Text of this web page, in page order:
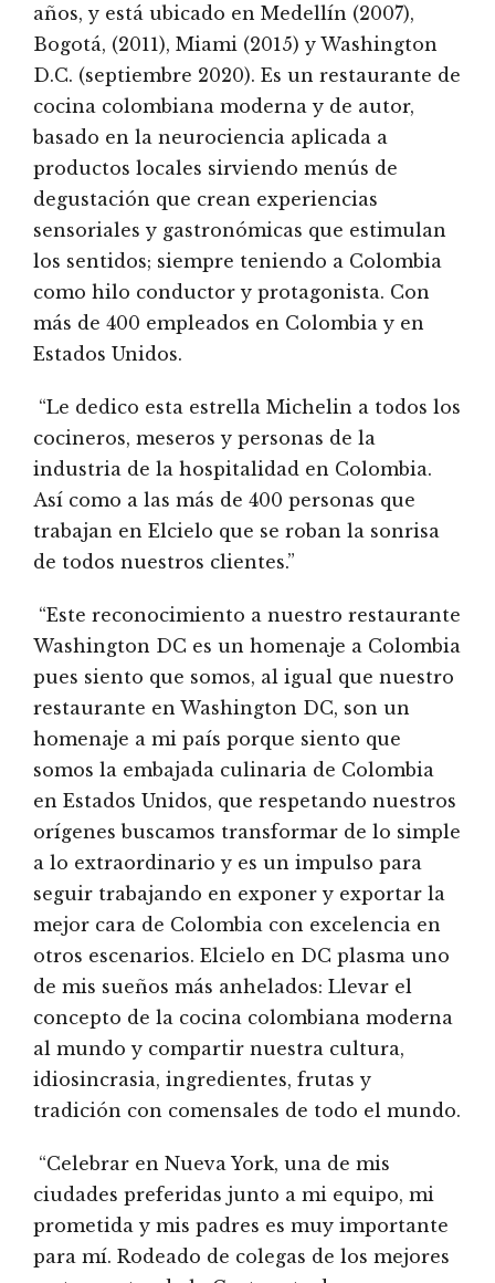
años, y está ubicado en Medellín (2007),
Bogotá, (2011), Miami (2015) y Washington
D.C. (septiembre 2020). Es un restaurante de
cocina colombiana moderna y de autor,
basado en la neurociencia aplicada a
productos locales sirviendo menús de
degustación que crean experiencias
sensoriales y gastronómicas que estimulan
los sentidos; siempre teniendo a Colombia
como hilo conductor y protagonista. Con
más de 400 empleados en Colombia y en
Estados Unidos.
“Le dedico esta estrella Michelin a todos los
cocineros, meseros y personas de la
industria de la hospitalidad en Colombia.
Así como a las más de 400 personas que
trabajan en Elcielo que se roban la sonrisa
de todos nuestros clientes.”
“Este reconocimiento a nuestro restaurante
Washington DC es un homenaje a Colombia
pues siento que somos, al igual que nuestro
restaurante en Washington DC, son un
homenaje a mi país porque siento que
somos la embajada culinaria de Colombia
en Estados Unidos, que respetando nuestros
orígenes buscamos transformar de lo simple
a lo extraordinario y es un impulso para
seguir trabajando en exponer y exportar la
mejor cara de Colombia con excelencia en
otros escenarios. Elcielo en DC plasma uno
de mis sueños más anhelados: Llevar el
concepto de la cocina colombiana moderna
al mundo y compartir nuestra cultura,
idiosincrasia, ingredientes, frutas y
tradición con comensales de todo el mundo.
“Celebrar en Nueva York, una de mis
ciudades preferidas junto a mi equipo, mi
prometida y mis padres es muy importante
para mí. Rodeado de colegas de los mejores